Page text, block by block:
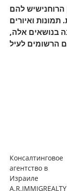
הרוחנישיש להם
ואיורים
בנושאים אלה,
Консалтинговое
агентство в
Израиле
A.R.IMMIGREALTY